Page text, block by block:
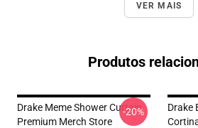
VER MAIS
Produtos
Drake Meme Shower Curtain
Premium Merch Store
-20%
Drake